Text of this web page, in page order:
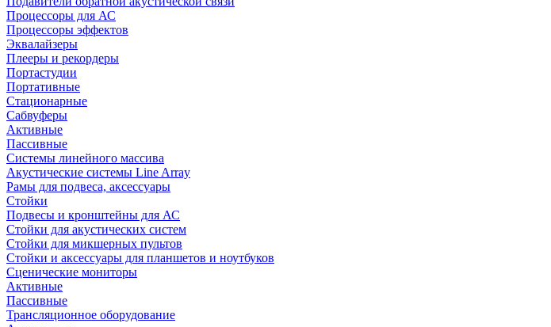
Процессоры для АС
Процессоры эффектов
Эквалайзеры
Плееры и рекордеры
Портастудии
Портативные
Стационарные
Сабвуферы
Активные
Пассивные
Системы линейного массива
Акустические системы Line Array
Рамы для подвеса, аксессуары
Стойки
Подвесы и кронштейны для АС
Стойки для акустических систем
Стойки для микшерных пультов
Стойки и аксессуары для планшетов и ноутбуков
Сценические мониторы
Активные
Пассивные
Трансляционное оборудование